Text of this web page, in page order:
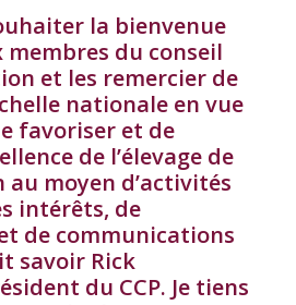
la bienvenue
membres du conseil
et les remercier de
nationale en vue
favoriser et de
de l’élevage de
au moyen d’activités
intérêts, de
de communications
savoir Rick
du CCP. Je tiens